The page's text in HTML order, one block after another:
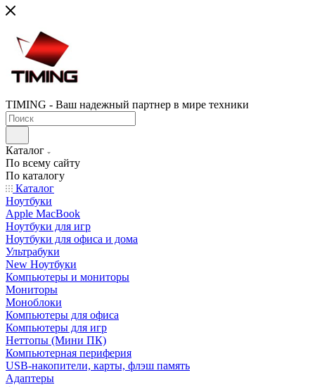
TIMING - Ваш надежный партнер в мире техники
Каталог
По всему сайту
По каталогу
Каталог
Ноутбуки
Apple MacBook
Ноутбуки для игр
Ноутбуки для офиса и дома
Ультрабуки
New Ноутбуки
Компьютеры и мониторы
Мониторы
Моноблоки
Компьютеры для офиса
Компьютеры для игр
Неттопы (Мини ПК)
Компьютерная периферия
USB-накопители, карты, флэш память
Адаптеры